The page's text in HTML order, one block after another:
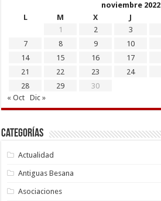
noviembre 2022
L
M X J
1
2 3
7
8 9 10
14
15 16 17
21
22 23 24
28
29
30
« Oct
Dic »
Categorías
Actualidad
Antiguas Besana
Asociaciones